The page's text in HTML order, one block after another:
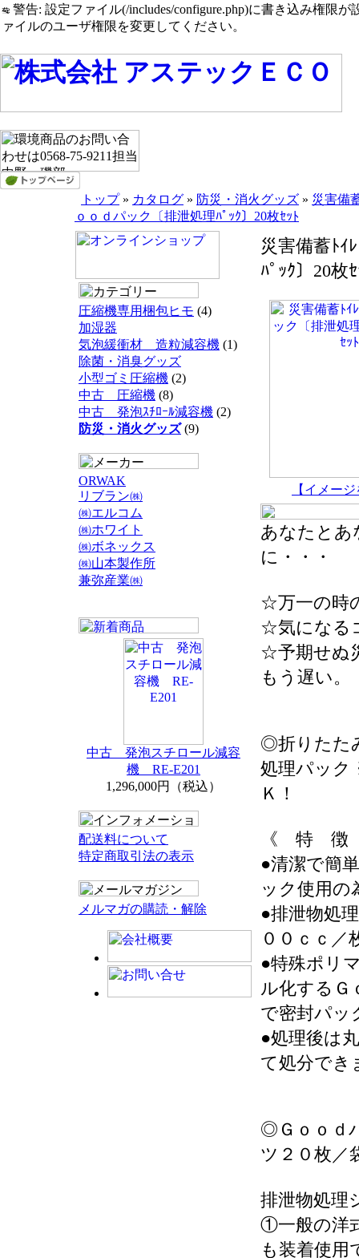
警告: 設定ファイル(/includes/configure.php)に書き込み権限が
ァイルのユーザ権限を変更してください。
トップ» カタログ » 防災・消火グッズ » 災害備
ｏｏｄパック〔排泄処理ﾊﾟｯｸ〕20枚ｾｯﾄ
圧縮機専用梱包ヒモ (4)
加湿器
気泡緩衝材 造粒減容機 (1)
除菌・消臭グッズ
小型ゴミ圧縮機 (2)
中古 圧縮機 (8)
中古 発泡ｽﾁﾛｰﾙ減容機 (2)
防災・消火グッズ(9)
ORWAK
リブラン㈱
㈱エルコム
㈱ホワイト
㈱ボネックス
㈱山本製作所
兼弥産業㈱
中古 発泡スチロール減容
機 RE-E201
1,296,000円（税込）
配送料について
特定商取引法の表示
メルマガの購読・解除
災害備蓄ﾄｲ
ﾊﾟｯｸ〕20枚
【イメー
あなたとあ
に・・・
☆万一の時
☆気になる
☆予期せぬ
もう遅い。
◎折りたた
処理パック
Ｋ！
《 特 徴
●清潔で簡
ック使用の
●排泄物処
００ｃｃ／
●特殊ポリ
ル化するＧ
で密封パッ
●処理後は
て処分でき
◎Ｇｏｏｄ
ツ２０枚／
排泄物処理
①一般の洋
も装着使用